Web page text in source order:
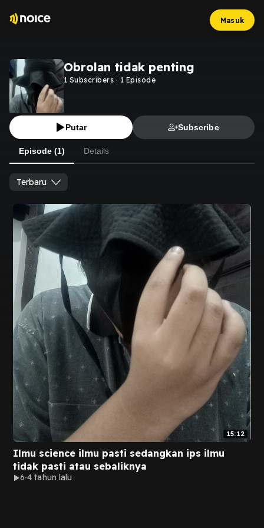
Masuk
Obrolan tidak penting
1 Subscribers · 1 Episode
Putar Subscribe
Episode (1) Details
Terbaru
15:12
Ilmu science ilmu pasti sedangkan ips ilmu
tidak pasti atau sebaliknya
6 4 tahun lalu